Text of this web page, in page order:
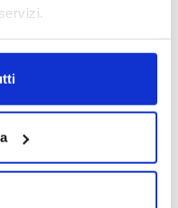
valore per editori e
Durata
per
con i
incorporati.